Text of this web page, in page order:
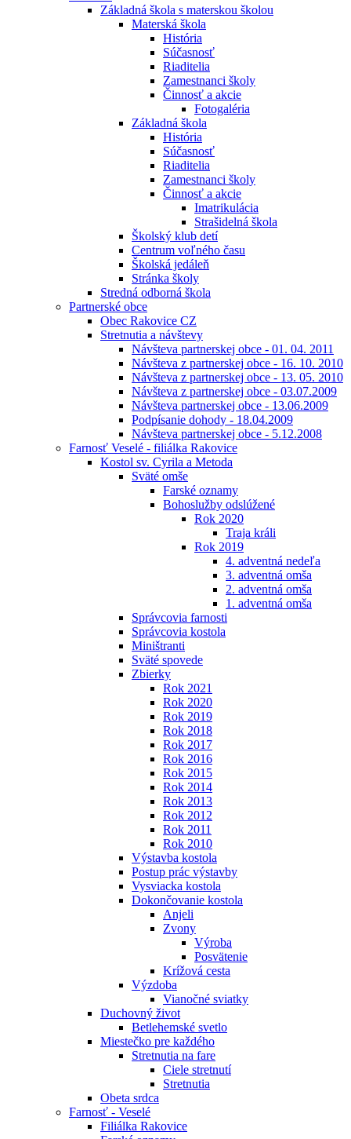
Základná škola s materskou školou
Materská škola
História
Súčasnosť
Riaditelia
Zamestnanci školy
Činnosť a akcie
Fotogaléria
Základná škola
História
Súčasnosť
Riaditelia
Zamestnanci školy
Činnosť a akcie
Imatrikulácia
Strašidelná škola
Školský klub detí
Centrum voľného času
Školská jedáleň
Stránka školy
Stredná odborná škola
Partnerské obce
Obec Rakovice CZ
Stretnutia a návštevy
Návšteva partnerskej obce - 01. 04. 2011
Návšteva z partnerskej obce - 16. 10. 2010
Návšteva z partnerskej obce - 13. 05. 2010
Návšteva z partnerskej obce - 03.07.2009
Návšteva partnerskej obce - 13.06.2009
Podpísanie dohody - 18.04.2009
Návšteva partnerskej obce - 5.12.2008
Farnosť Veselé - filiálka Rakovice
Kostol sv. Cyrila a Metoda
Sväté omše
Farské oznamy
Bohoslužby odslúžené
Rok 2020
Traja králi
Rok 2019
4. adventná nedeľa
3. adventná omša
2. adventná omša
1. adventná omša
Správcovia farnosti
Správcovia kostola
Miništranti
Sväté spovede
Zbierky
Rok 2021
Rok 2020
Rok 2019
Rok 2018
Rok 2017
Rok 2016
Rok 2015
Rok 2014
Rok 2013
Rok 2012
Rok 2011
Rok 2010
Výstavba kostola
Postup prác výstavby
Vysviacka kostola
Dokončovanie kostola
Anjeli
Zvony
Výroba
Posvätenie
Krížová cesta
Výzdoba
Vianočné sviatky
Duchovný život
Betlehemské svetlo
Miestečko pre každého
Stretnutia na fare
Ciele stretnutí
Stretnutia
Obeta srdca
Farnosť - Veselé
Filiálka Rakovice